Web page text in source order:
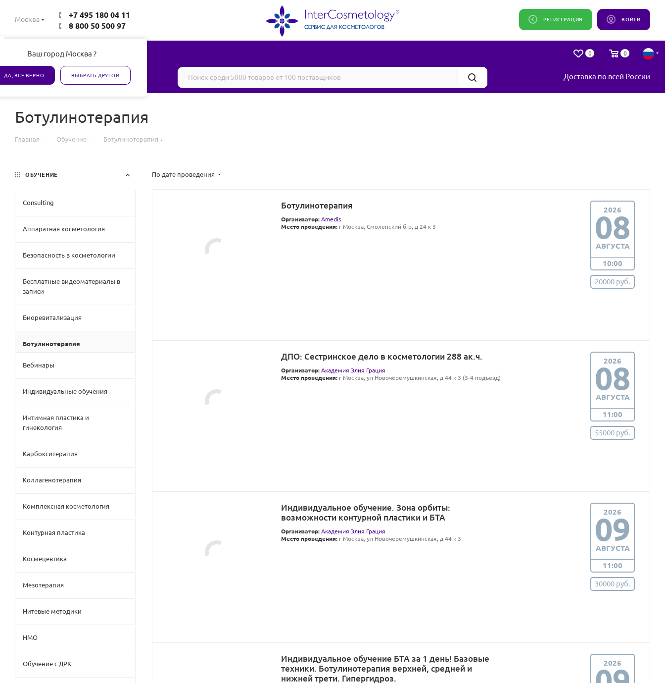
Москва
Ваш город Москва ?
ДА, ВСЕ ВЕРНО ВЫБРАТЬ ДРУГОЙ
+7 495 180 04 11
8 800 50 500 97
ВОЙТИ
РЕГИСТРАЦИЯ
0 0
Все товары сертифицированы Доставка по всей России
Ботулинотерапия
Главная — Обучение — Ботулинотерапия
По дате проведения
Ботулинотерапия
Организатор: Amedis
Место проведения: г Москва, Смоленский б-р, д 24 к 3
2026
08
АВГУСТА
10:00
20000 руб.
ДПО: Сестринское дело в косметологии 288 ак.ч.
Организатор: Академия Элия Грация
Место проведения: г Москва, ул Новочерёмушкинская, д 44 к 3 (3-4 подъезд)
2026
08
АВГУСТА
11:00
55000 руб.
Индивидуальное обучение. Зона орбиты:
возможности контурной пластики и БТА
Организатор: Академия Элия Грация
Место проведения: г Москва, ул Новочерёмушкинская, д 44 к 3
2026
09
АВГУСТА
11:00
30000 руб.
Индивидуальное обучение БТА за 1 день! Базовые
техники. Ботулинотерапия верхней, средней и
нижней трети. Гипергидроз.
2026
ОБУЧЕНИЕ
Consulting
Аппаратная косметология
Безопасность в косметологии
Бесплатные видеоматериалы в
записи
Биоревитализация
Ботулинотерапия
Вебинары
Индивидуальные обучения
Интимная пластика и
гинекология
Карбокситерапия
Коллагенотерапия
Комплексная косметология
Контурная пластика
Космецевтика
Мезотерапия
Нитевые методики
НМО
Обучение с ДРК